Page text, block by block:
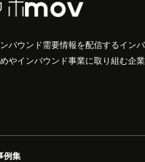
バウンド需要情報を配信するイン
やインバウンド事業に取り組む企
例集